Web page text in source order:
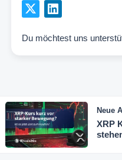
Du möchtest uns
Neue
XRP